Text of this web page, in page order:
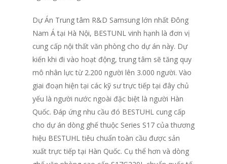
Dự Án Trung tâm R&D Samsung lớn nhất Đông
Nam Á tại Hà Nội, BESTUNL vinh hạnh là đơn vị
cung cấp nội thất văn phòng cho dự án này. Dự
kiến khi đi vào hoạt động, trung tâm sẽ tăng quy
mô nhân lực từ 2.200 người lên 3.000 người. Vào
giai đoạn hiện tại các kỹ sư trực tiếp tại đây chủ
yếu là người nước ngoài đặc biệt là người Hàn
Quốc. Đáp ứng nhu cầu đó BESTUHL cung cấp
cho dự án dòng ghế thuộc Series S17 của thương
hiệu BESTUHL tiêu chuẩn toàn cầu được sản
xuất trực tiếp tại Hàn Quốc. Cụ thể hơn và dòng